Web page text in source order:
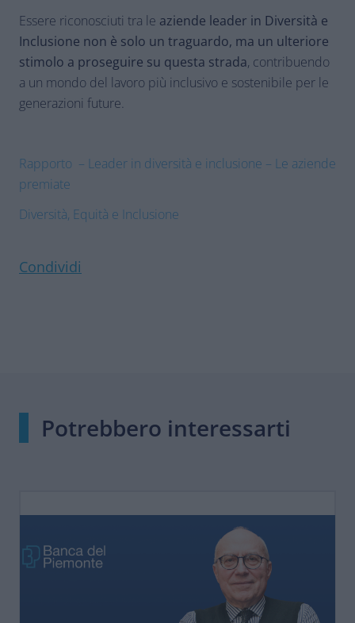
Essere riconosciuti tra le aziende leader in Diversità e
Inclusione non è solo un traguardo, ma un ulteriore
stimolo a proseguire su questa strada, contribuendo
a un mondo del lavoro più inclusivo e sostenibile per le
generazioni future.
Rapporto – Leader in diversità e inclusione – Le aziende
premiate
Diversità, Equità e Inclusione
Condividi
Potrebbero interessarti